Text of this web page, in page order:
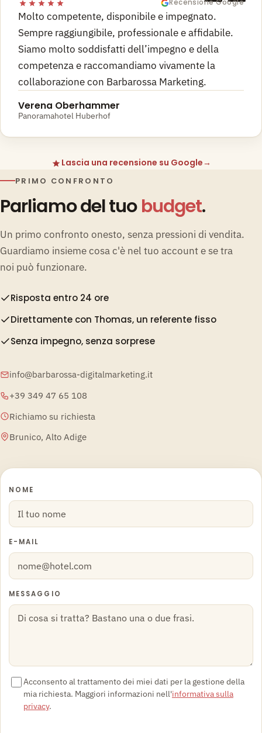
Recensione Google
Molto competente, disponibile e impegnato.
Sempre raggiungibile, professionale e affidabile.
Siamo molto soddisfatti dell’impegno e della
competenza e raccomandiamo vivamente la
collaborazione con Barbarossa Marketing.
Verena Oberhammer
Panoramahotel Huberhof
Lascia una recensione su Google→
PRIMO CONFRONTO
Parliamo del tuobudget.
Un primo confronto onesto, senza pressioni di vendita.
Guardiamo insieme cosa c'è nel tuo account e se tra
noi può funzionare.
Risposta entro 24 ore
Direttamente con Thomas, un referente fisso
Senza impegno, senza sorprese
info@barbarossa-digitalmarketing.it
+39 349 47 65 108
Richiamo su richiesta
Brunico, Alto Adige
NOME
E-MAIL
MESSAGGIO
Acconsento al trattamento dei miei dati per la gestione della
mia richiesta. Maggiori informazioni nell'informativa sulla
privacy.